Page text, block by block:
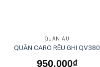
QUẦN ÂU
QUẦN CARO RÊU GHI QV380
950,000₫